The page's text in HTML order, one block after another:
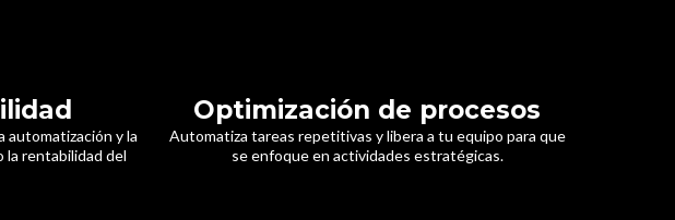
automatización y la
la rentabilidad del
Optimización de procesos
Automatiza tareas repetitivas y libera a tu equipo para que
se enfoque en actividades estratégicas.